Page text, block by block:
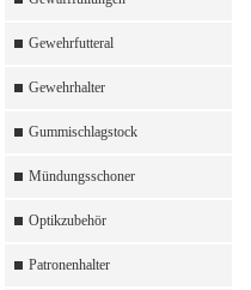
Gewehrfutteral
Gewehrhalter
Gummischlagstock
Mündungsschoner
Optikzubehör
Patronenhalter